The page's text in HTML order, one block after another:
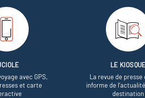
avec GPS,
et carte
LE
La revue de presse
informe de
destination